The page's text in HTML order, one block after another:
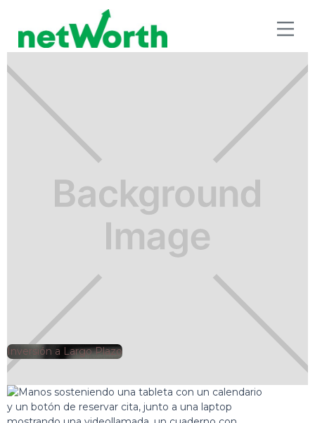
INVERSIÓN A LARGO PLAZO
Jorge Gutiérrez
Inversión a Largo Plazo